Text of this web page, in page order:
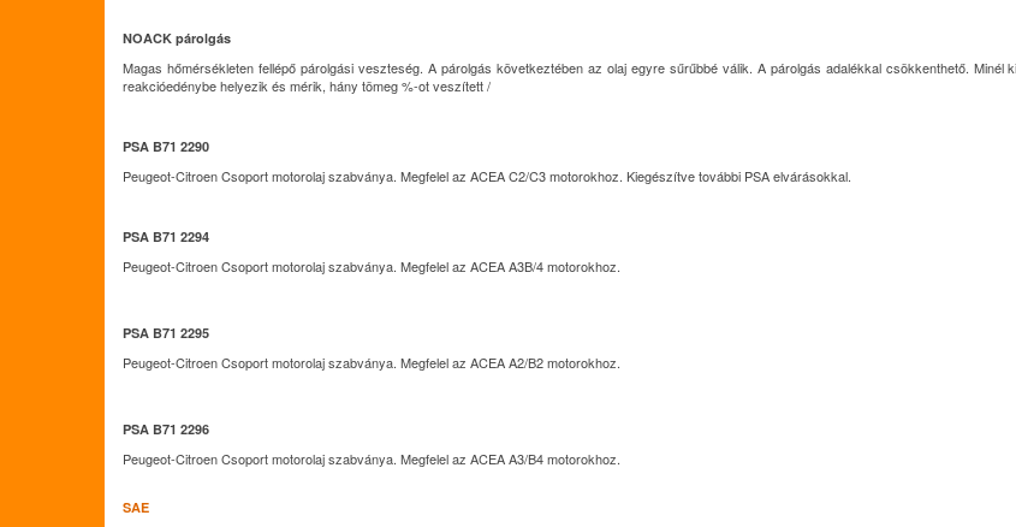
NOACK párolgás
Magas hőmérsékleten fellépő párolgási veszteség. A párolgás következtében az olaj egyre sűrűbbé válik. A párolgás adalékkal csökkenthető.
reakcióedénybe helyezik és mérik, hány tömeg %-ot veszített /
PSA B71 2290
Peugeot-Citroen Csoport motorolaj szabványa. Megfelel az ACEA C2/C3 motorokhoz. Kiegészítve további PSA elvárásokkal.
PSA B71 2294
Peugeot-Citroen Csoport motorolaj szabványa. Megfelel az ACEA A3B/4 motorokhoz.
PSA B71 2295
Peugeot-Citroen Csoport motorolaj szabványa. Megfelel az ACEA A2/B2 motorokhoz.
PSA B71 2296
Peugeot-Citroen Csoport motorolaj szabványa. Megfelel az ACEA A3/B4 motorokhoz.
SAE